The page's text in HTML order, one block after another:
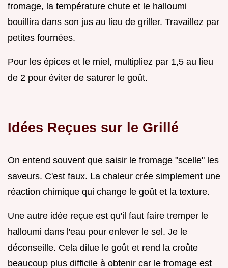
fromage, la température chute et le halloumi
bouillira dans son jus au lieu de griller. Travaillez par
petites fournées.
Pour les épices et le miel, multipliez par 1,5 au lieu
de 2 pour éviter de saturer le goût.
Idées Reçues sur le Grillé
On entend souvent que saisir le fromage "scelle" les
saveurs. C'est faux. La chaleur crée simplement une
réaction chimique qui change le goût et la texture.
Une autre idée reçue est qu'il faut faire tremper le
halloumi dans l'eau pour enlever le sel. Je le
déconseille. Cela dilue le goût et rend la croûte
beaucoup plus difficile à obtenir car le fromage est